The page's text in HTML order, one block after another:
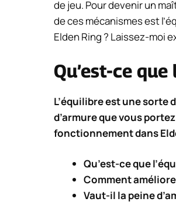
de jeu. Pour devenir un
de ces mécanismes est
Elden Ring ? Laissez-moi
Qu’est-ce
L’équilibre est une sorte
d’armure que vous
fonctionnement dans
Qu’est-ce que
Comment
Vaut-il la peine